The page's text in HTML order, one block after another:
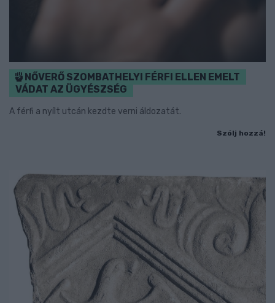
NŐVERŐ SZOMBATHELYI FÉRFI ELLEN EMELT
VÁDAT AZ ÜGYÉSZSÉG
A férfi a nyílt utcán kezdte verni áldozatát.
Szólj hozzá!